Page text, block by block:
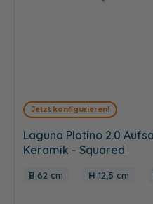
Jetzt konfigurieren!
Laguna Platino 2.0
Keramik - Squared
62 cm 12,5 cm